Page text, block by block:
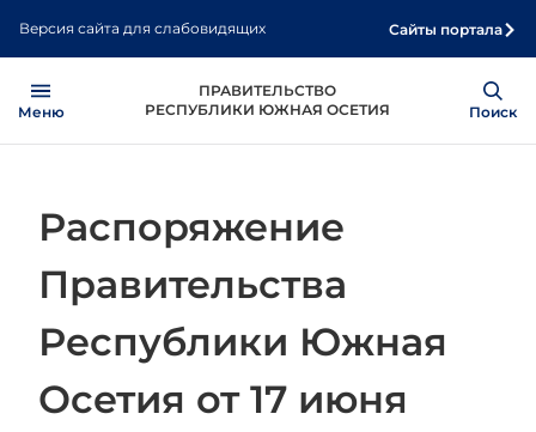
содержанию
Версия сайта для слабовидящих Сайты портала
ПРАВИТЕЛЬСТВО
РЕСПУБЛИКИ ЮЖНАЯ ОСЕТИЯ
Меню
Show
Поиск
Распоряжение
Правительства
Республики Южная
Осетия от 17 июня